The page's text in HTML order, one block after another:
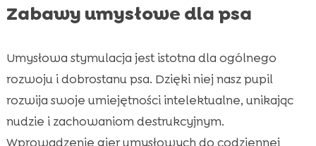
Zabawy umysłowe dla psa
Umysłowa stymulacja jest istotna dla ogólnego
rozwoju i dobrostanu psa. Dzięki niej nasz pupil
rozwija swoje umiejętności intelektualne, unikając
nudzie i zachowaniom destrukcyjnym.
Wprowadzenie gier umysłowych do codziennej